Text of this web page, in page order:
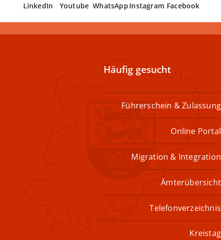
Facebook
Instagram
WhatsApp
Youtube
LinkedIn
Häufig gesucht
Führerschein &
Online
Migration &